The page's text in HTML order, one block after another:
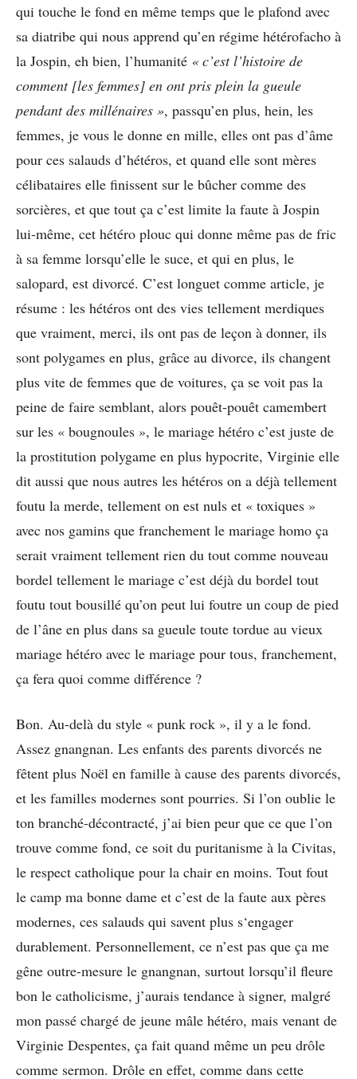
qui touche le fond en même temps que le plafond avec
sa diatribe qui nous apprend qu’en régime hétérofacho à
la Jospin, eh bien, l’humanité « c’est l’histoire de
comment [les femmes] en ont pris plein la gueule
pendant des millénaires », passqu’en plus, hein, les
femmes, je vous le donne en mille, elles ont pas d’âme
pour ces salauds d’hétéros, et quand elle sont mères
célibataires elle finissent sur le bûcher comme des
sorcières, et que tout ça c’est limite la faute à Jospin
lui-même, cet hétéro plouc qui donne même pas de fric
à sa femme lorsqu’elle le suce, et qui en plus, le
salopard, est divorcé. C’est longuet comme article, je
résume : les hétéros ont des vies tellement merdiques
que vraiment, merci, ils ont pas de leçon à donner, ils
sont polygames en plus, grâce au divorce, ils changent
plus vite de femmes que de voitures, ça se voit pas la
peine de faire semblant, alors pouêt-pouêt camembert
sur les « bougnoules », le mariage hétéro c’est juste de
la prostitution polygame en plus hypocrite, Virginie elle
dit aussi que nous autres les hétéros on a déjà tellement
foutu la merde, tellement on est nuls et « toxiques »
avec nos gamins que franchement le mariage homo ça
serait vraiment tellement rien du tout comme nouveau
bordel tellement le mariage c’est déjà du bordel tout
foutu tout bousillé qu’on peut lui foutre un coup de pied
de l’âne en plus dans sa gueule toute tordue au vieux
mariage hétéro avec le mariage pour tous, franchement,
ça fera quoi comme différence ?
Bon. Au-delà du style « punk rock », il y a le fond.
Assez gnangnan. Les enfants des parents divorcés ne
fêtent plus Noël en famille à cause des parents divorcés,
et les familles modernes sont pourries. Si l’on oublie le
ton branché-décontracté, j’ai bien peur que ce que l’on
trouve comme fond, ce soit du puritanisme à la Civitas,
le respect catholique pour la chair en moins. Tout fout
le camp ma bonne dame et c’est de la faute aux pères
modernes, ces salauds qui savent plus s‘engager
durablement. Personnellement, ce n’est pas que ça me
gêne outre-mesure le gnangnan, surtout lorsqu’il fleure
bon le catholicisme, j’aurais tendance à signer, malgré
mon passé chargé de jeune mâle hétéro, mais venant de
Virginie Despentes, ça fait quand même un peu drôle
comme sermon. Drôle en effet, comme dans cette